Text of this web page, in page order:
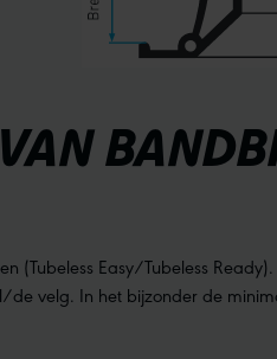
(Tubeless Easy/Tubeless
velg. In het bijzonder de